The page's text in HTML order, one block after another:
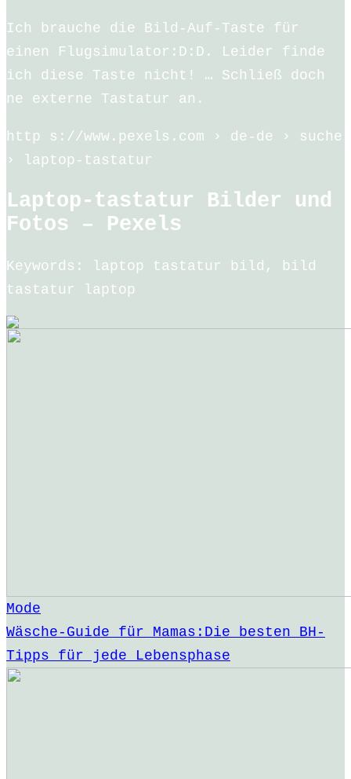
Ich brauche die Bild-Auf-Taste für
einen Flugsimulator:D:D. Leider finde
ich diese Taste nicht! … Schließ doch
ne externe Tastatur an.
http s://www.pexels.com › de-de › suche
› laptop-tastatur
Laptop-tastatur Bilder und
Fotos – Pexels
Keywords: laptop tastatur bild, bild
tastatur laptop
Mode
Wäsche-Guide für Mamas:Die besten BH-
Tipps für jede Lebensphase